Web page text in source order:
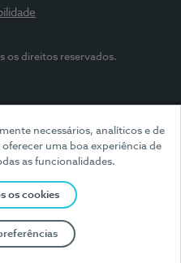
necessários, analíticos e de
uma boa experiência de
as funcionalidades.
os cookies
os direitos reservados.